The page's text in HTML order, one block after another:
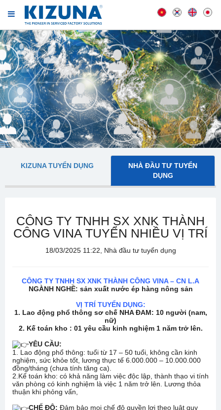
KIZUNA TUYỂN DỤNG
NHÀ ĐẦU TƯ TUYỂN
DỤNG
CÔNG TY TNHH SX XNK THÀNH
CÔNG VINA TUYỂN NHIỀU VỊ TRÍ
18/03/2025 11:22, Nhà đầu tư tuyển dụng
CÔNG TY TNHH SX XNK THÀNH CÔNG VINA – CN L.A
NGÀNH NGHỀ: sản xuất nước ép hàng nông sản
VỊ TRÍ TUYỂN DỤNG:
1. Lao động phổ thông sơ chế NHA ĐAM: 10 người (nam,
nữ)
2. Kế toán kho : 01 yêu cầu kinh nghiệm 1 năm trở lên.
YÊU CẦU:
1. Lao động phổ thông: tuổi từ 17 – 50 tuổi, không cần kinh
nghiệm, sức khỏe tốt, lương thực tế 6.000.000 – 10.000.000
đồng/tháng (chưa tính tăng ca).
2.Kế toán kho: có khả năng làm việc độc lập, thành thạo vi tính
văn phòng có kinh nghiệm là việc 1 năm trở lên. Lương thỏa
thuận khi phỏng vấn,
CHẾ ĐỘ: Đảm bảo mọi chế độ quyền lợi theo luật quy